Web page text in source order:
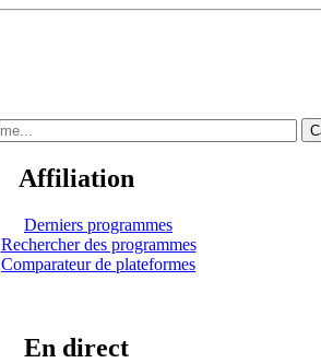
Affiliation
Derniers programmes
Rechercher des programmes
Comparateur de plateformes
En direct